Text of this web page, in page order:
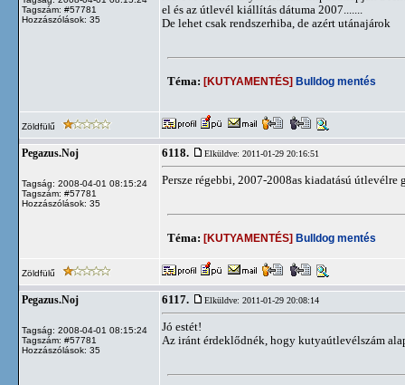
Tagszám: #57781
Hozzászólások: 35
el és az útlevél kiállítás dátuma 2007.......
De lehet csak rendszerhiba, de azért utánajárok
Téma: [KUTYAMENTÉS] Bulldog mentés
Zöldfülű
Pegazus.Noj
Tagság: 2008-04-01 08:15:24
Tagszám: #57781
Hozzászólások: 35
6118. Elküldve: 2011-01-29 20:16:51
Persze régebbi, 2007-2008as kiadatású útlevélre
Téma: [KUTYAMENTÉS] Bulldog mentés
Zöldfülű
Pegazus.Noj
Tagság: 2008-04-01 08:15:24
Tagszám: #57781
Hozzászólások: 35
6117. Elküldve: 2011-01-29 20:08:14
Jó estét!
Az iránt érdeklődnék, hogy kutyaútlevélszám